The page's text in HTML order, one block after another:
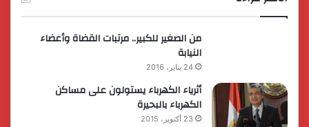
من الصغير للكبير.. مرتبات القضاة وأعضاء
النيابة
24 يناير، 2016
أثرياء الكهرباء يستولون على مساكن
الكهرباء بالبحيرة
23 أكتوبر، 2015